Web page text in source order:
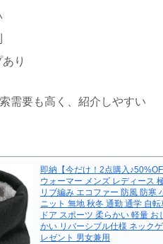
り
需要も高く、紹介しやすい
即納【今だけ！2点購入
ウォーマー メンズ レディース
リブ編み エコファー 防風 防寒
ニット 無地 秋冬 通勤 通学 自
ドア スポーツ 柔らかい 軽量 お
かい リバーシブル仕様 ネック
レゼント 男女兼用